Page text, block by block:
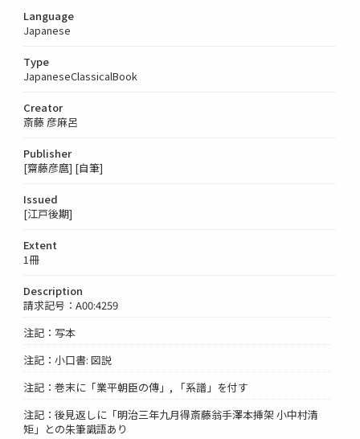
Language
Japanese
Type
JapaneseClassicalBook
Creator
斎藤 彦麻呂
Publisher
[齋藤彦麿] [自筆]
Issued
[江戸後期]
Extent
1冊
Description
請求記号：A00:4259
注記：写本
注記：小口書: 図説
注記：巻末に「業平朝臣の傳」, 「系譜」を付す
注記：後見返しに「明治三年九月得斎藤翁手澤本挿架 小中村清
矩」との朱筆識語あり